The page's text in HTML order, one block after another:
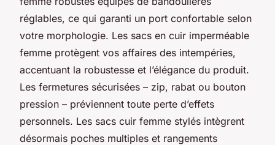
réglables, ce qui garanti un port confortable selon
votre morphologie. Les sacs en cuir imperméable
femme protègent vos affaires des intempéries,
accentuant la robustesse et l’élégance du produit.
Les fermetures sécurisées – zip, rabat ou bouton
pression – préviennent toute perte d’effets
personnels. Les sacs cuir femme stylés intègrent
désormais poches multiples et rangements